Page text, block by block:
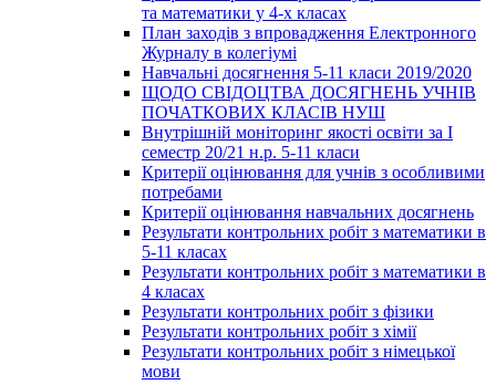
та математики у 4-х класах
План заходів з впровадження Електронного
Журналу в колегіумі
Навчальні досягнення 5-11 класи 2019/2020
ЩОДО СВІДОЦТВА ДОСЯГНЕНЬ УЧНІВ
ПОЧАТКОВИХ КЛАСІВ НУШ
Внутрішній моніторинг якості освіти за І
семестр 20/21 н.р. 5-11 класи
Критерії оцінювання для учнів з особливими
потребами
Критерії оцінювання навчальних досягнень
Результати контрольних робіт з математики в
5-11 класах
Результати контрольних робіт з математики в
4 класах
Результати контрольних робіт з фізики
Результати контрольних робіт з хімії
Результати контрольних робіт з німецької
мови